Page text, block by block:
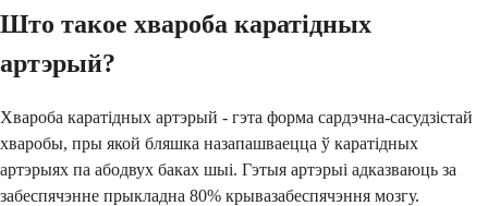
Што такое хвароба каратідных
артэрый?
Хвароба каратідных артэрый - гэта форма сардэчна-сасудзістай
хваробы, пры якой бляшка назапашваецца ў каратідных
артэрыях па абодвух баках шыі. Гэтыя артэрыі адказваюць за
забеспячэнне прыкладна 80% крывазабеспячэння мозгу.